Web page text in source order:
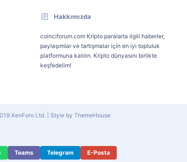
Hakkımızda
coinciforum.com Kripto paralarla ilgili haberler,
paylaşımlar ve tartışmalar için en iyi topluluk
platformuna katılın. Kripto dünyasını birlikte
keşfedelim!
XenForo Ltd.
Style by ThemeHouse
Teams Telegram E-Posta